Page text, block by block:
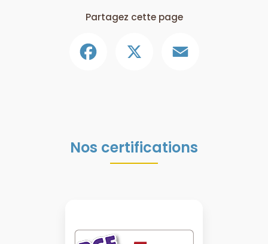
Partagez cette page
Nos certifications